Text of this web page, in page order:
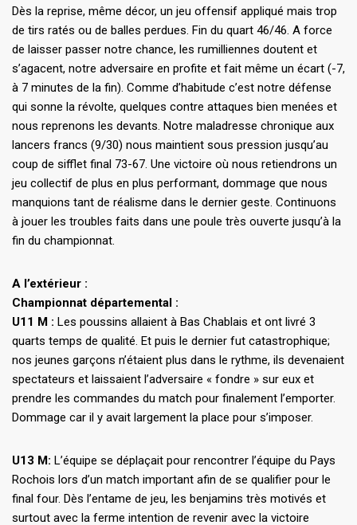
Dès la reprise, même décor, un jeu offensif appliqué mais trop
de tirs ratés ou de balles perdues. Fin du quart 46/46. A force
de laisser passer notre chance, les rumilliennes doutent et
s’agacent, notre adversaire en profite et fait même un écart (-7,
à 7 minutes de la fin). Comme d’habitude c’est notre défense
qui sonne la révolte, quelques contre attaques bien menées et
nous reprenons les devants. Notre maladresse chronique aux
lancers francs (9/30) nous maintient sous pression jusqu’au
coup de sifflet final 73-67. Une victoire où nous retiendrons un
jeu collectif de plus en plus performant, dommage que nous
manquions tant de réalisme dans le dernier geste. Continuons
à jouer les troubles faits dans une poule très ouverte jusqu’à la
fin du championnat.
A l’extérieur :
Championnat départemental :
U11 M : Les poussins allaient à Bas Chablais et ont livré 3
quarts temps de qualité. Et puis le dernier fut catastrophique;
nos jeunes garçons n’étaient plus dans le rythme, ils devenaient
spectateurs et laissaient l’adversaire « fondre » sur eux et
prendre les commandes du match pour finalement l’emporter.
Dommage car il y avait largement la place pour s’imposer.
U13 M: L’équipe se déplaçait pour rencontrer l’équipe du Pays
Rochois lors d’un match important afin de se qualifier pour le
final four. Dès l’entame de jeu, les benjamins très motivés et
surtout avec la ferme intention de revenir avec la victoire